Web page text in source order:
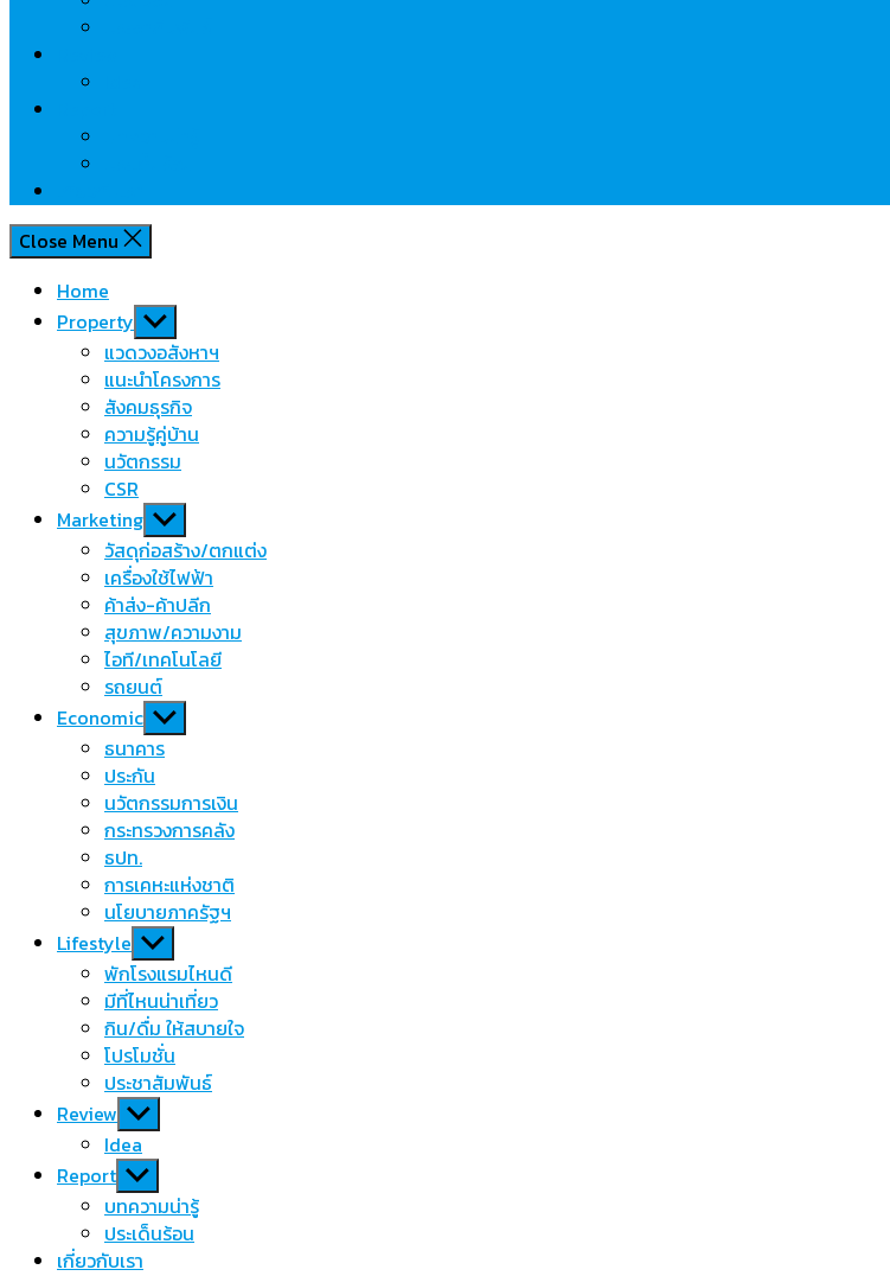
Close Menu
Home
Property Show
sub
menu
แวดวงอสังหาฯ
แนะนำโครงการ
สังคมธุรกิจ
ความรู้คู่บ้าน
นวัตกรรม
CSR
Marketing Show
sub
menu
วัสดุก่อสร้าง/ตกแต่ง
เครื่องใช้ไฟฟ้า
ค้าส่ง-ค้าปลีก
สุขภาพ/ความงาม
ไอที/เทคโนโลยี
รถยนต์
Economic Show
sub
menu
ธนาคาร
ประกัน
นวัตกรรมการเงิน
กระทรวงการคลัง
ธปท.
การเคหะแห่งชาติ
นโยบายภาครัฐฯ
Lifestyle Show
sub
menu
พักโรงแรมไหนดี
มีที่ไหนน่าเที่ยว
กิน/ดื่ม ให้สบายใจ
โปรโมชั่น
ประชาสัมพันธ์
Review Show
sub
menu
Idea
Report Show
sub
menu
บทความน่ารู้
ประเด็นร้อน
เกี่ยวกับเรา